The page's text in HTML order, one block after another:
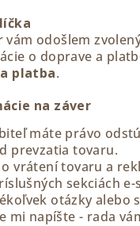
vám odošlem
o doprave a
platba.
na záver
máte právo
prevzatia tovaru.
vrátení tovaru a
sekciách e-
otázky alebo
mi napíšte - rada